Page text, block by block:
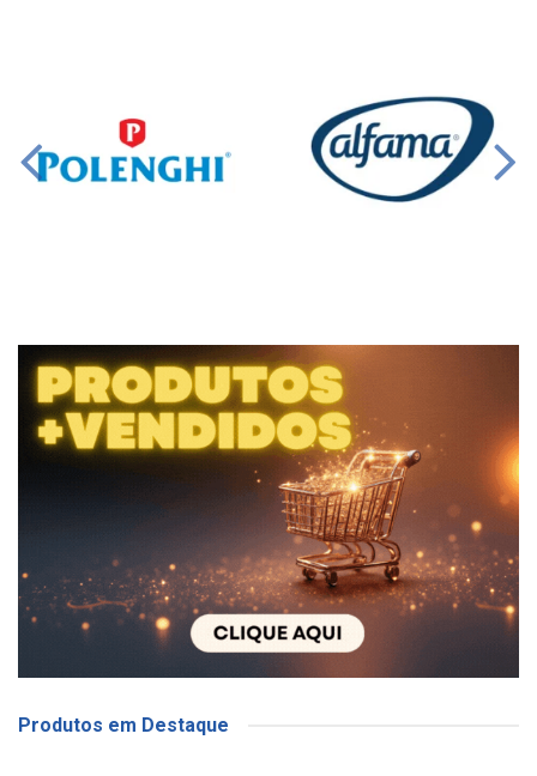
Produtos em Destaque